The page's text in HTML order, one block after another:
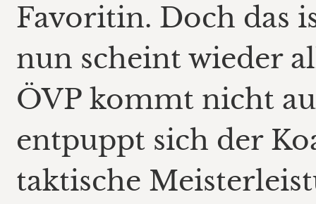
Favoritin. Doch das
nun scheint wieder
ÖVP kommt nicht
entpuppt sich der
taktische